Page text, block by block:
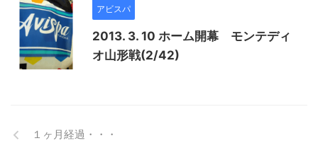
アビスパ
2013. 3. 10 ホーム開幕 モンテディ
オ山形戦(2/42)
１ヶ月経過・・・